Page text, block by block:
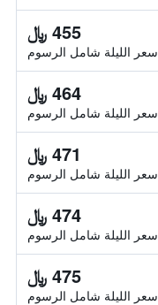
455 ﷼
سعر الليلة شامل الرسوم
464 ﷼
سعر الليلة شامل الرسوم
471 ﷼
سعر الليلة شامل الرسوم
474 ﷼
سعر الليلة شامل الرسوم
475 ﷼
سعر الليلة شامل الرسوم